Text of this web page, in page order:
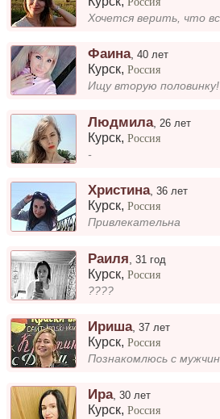
Фаина,40 лет
Курск,Россия
Ищу вторую половинку!
Людмила, 26 лет
Курск,Россия
-
Христина,36 лет
Курск,Россия
Привлекательна
Раиля ,31 год
Курск,Россия
????
Ириша,37 лет
Курск,Россия
Ира,30 лет
Курск,Россия